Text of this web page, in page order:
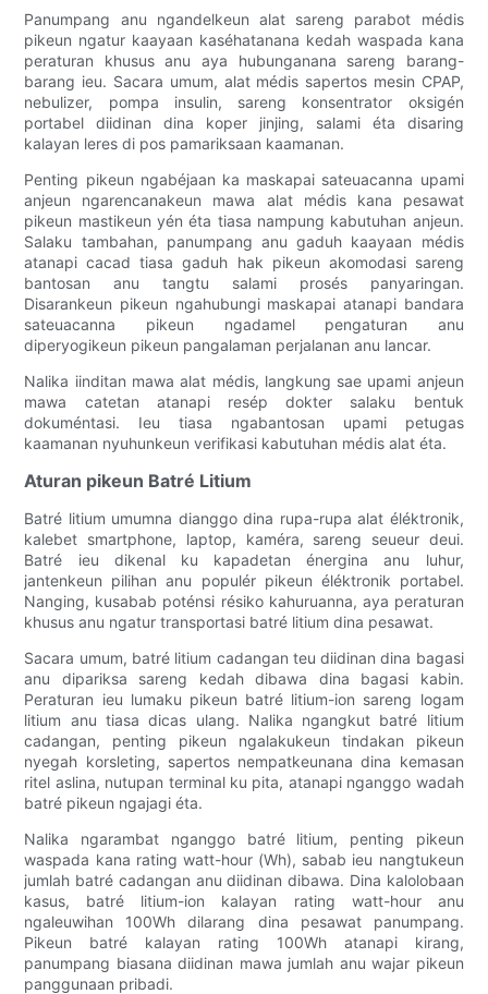
Panumpang anu ngandelkeun alat sareng parabot médis
pikeun ngatur kaayaan kaséhatanana kedah waspada kana
peraturan khusus anu aya hubunganana sareng barang-
barang ieu. Sacara umum, alat médis sapertos mesin CPAP,
nebulizer, pompa insulin, sareng konsentrator oksigén
portabel diidinan dina koper jinjing, salami éta disaring
kalayan leres di pos pamariksaan kaamanan.
Penting pikeun ngabéjaan ka maskapai sateuacanna upami
anjeun ngarencanakeun mawa alat médis kana pesawat
pikeun mastikeun yén éta tiasa nampung kabutuhan anjeun.
Salaku tambahan, panumpang anu gaduh kaayaan médis
atanapi cacad tiasa gaduh hak pikeun akomodasi sareng
bantosan anu tangtu salami prosés panyaringan.
Disarankeun pikeun ngahubungi maskapai atanapi bandara
sateuacanna pikeun ngadamel pengaturan anu
diperyogikeun pikeun pangalaman perjalanan anu lancar.
Nalika iinditan mawa alat médis, langkung sae upami anjeun
mawa catetan atanapi resép dokter salaku bentuk
dokuméntasi. Ieu tiasa ngabantosan upami petugas
kaamanan nyuhunkeun verifikasi kabutuhan médis alat éta.
Aturan pikeun Batré Litium
Batré litium umumna dianggo dina rupa-rupa alat éléktronik,
kalebet smartphone, laptop, kaméra, sareng seueur deui.
Batré ieu dikenal ku kapadetan énergina anu luhur,
jantenkeun pilihan anu populér pikeun éléktronik portabel.
Nanging, kusabab poténsi résiko kahuruanna, aya peraturan
khusus anu ngatur transportasi batré litium dina pesawat.
Sacara umum, batré litium cadangan teu diidinan dina bagasi
anu dipariksa sareng kedah dibawa dina bagasi kabin.
Peraturan ieu lumaku pikeun batré litium-ion sareng logam
litium anu tiasa dicas ulang. Nalika ngangkut batré litium
cadangan, penting pikeun ngalakukeun tindakan pikeun
nyegah korsleting, sapertos nempatkeunana dina kemasan
ritel aslina, nutupan terminal ku pita, atanapi nganggo wadah
batré pikeun ngajagi éta.
Nalika ngarambat nganggo batré litium, penting pikeun
waspada kana rating watt-hour (Wh), sabab ieu nangtukeun
jumlah batré cadangan anu diidinan dibawa. Dina kalolobaan
kasus, batré litium-ion kalayan rating watt-hour anu
ngaleuwihan 100Wh dilarang dina pesawat panumpang.
Pikeun batré kalayan rating 100Wh atanapi kirang,
panumpang biasana diidinan mawa jumlah anu wajar pikeun
panggunaan pribadi.